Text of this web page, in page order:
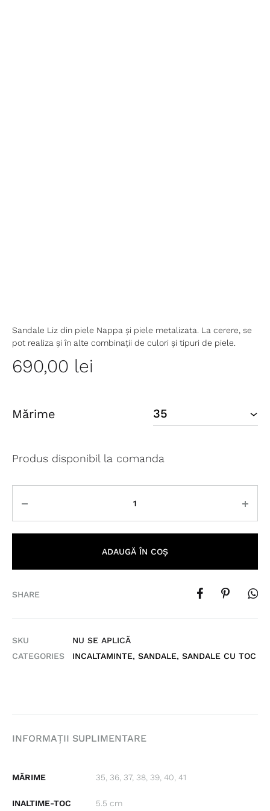
Sandale Liz din piele Nappa și piele metalizata. La cerere, se
pot realiza și în alte combinații de culori și tipuri de piele.
690,00 lei
Mărime
Produs disponibil la comanda
ADAUGĂ ÎN COȘ
SHARE
SKU
NU SE APLICĂ
CATEGORIES
INCALTAMINTE, SANDALE, SANDALE CU TOC
INFORMAȚII SUPLIMENTARE
MĂRIME 35, 36, 37, 38, 39, 40, 41
INALTIME-TOC 5.5 cm